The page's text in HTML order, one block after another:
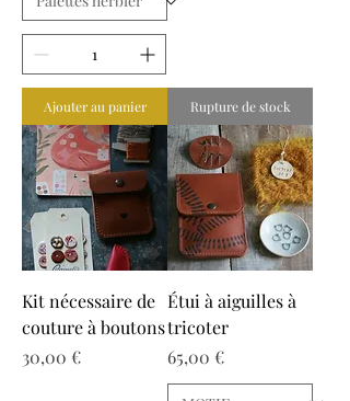
Ajouter au panier Rupture de stock
Kit nécessaire de
couture à boutons
Prix
30,00 €
Étui à aiguilles à
tricoter
Prix
65,00 €